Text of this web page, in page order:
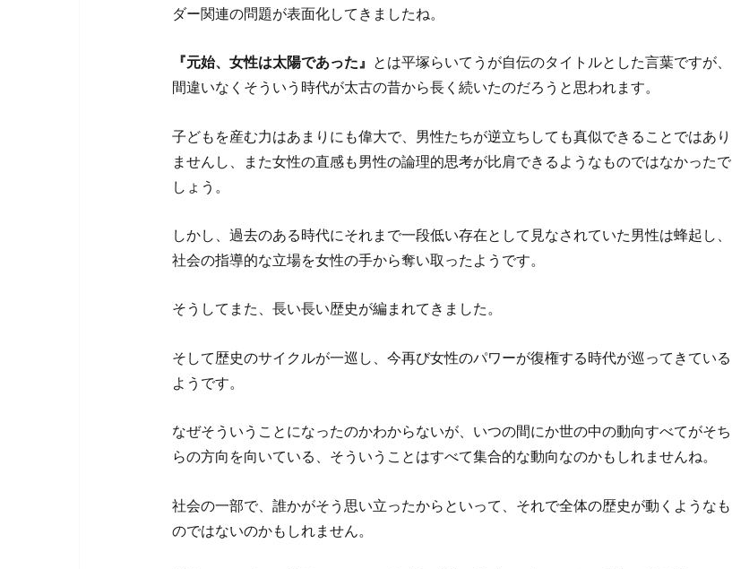
ダー関連の問題が表面化してきましたね。
『元始、女性は太陽であった』
とは平塚らいてうが自伝のタイトルとした言葉ですが、
間違いなくそういう時代が太古の昔から長く続いたのだろうと思われます。
子どもを産む力はあまりにも偉大で、男性たちが逆立ちしても真似できることではあり
ませんし、また女性の直感も男性の論理的思考が比肩できるようなものではなかったで
しょう。
しかし、過去のある時代にそれまで一段低い存在として見なされていた男性は蜂起し、
社会の指導的な立場を女性の手から奪い取ったようです。
そうしてまた、長い長い歴史が編まれてきました。
そして歴史のサイクルが一巡し、今再び女性のパワーが復権する時代が巡ってきている
ようです。
なぜそういうことになったのかわからないが、いつの間にか世の中の動向すべてがそち
らの方向を向いている、そういうことはすべて集合的な動向なのかもしれませんね。
社会の一部で、誰かがそう思い立ったからといって、それで全体の歴史が動くようなも
のではないのかもしれません。